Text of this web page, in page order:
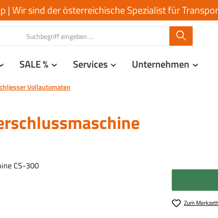
| Wir sind der österreichische Spezialist für
SALE % Services Unternehmen
Vollautomaten
Zum